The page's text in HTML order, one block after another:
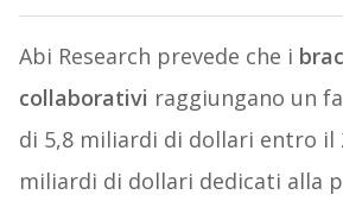
Abi Research prevede che i
collaborativi raggiungano un
di 5,8 miliardi di dollari entro il
miliardi di dollari dedicati alla